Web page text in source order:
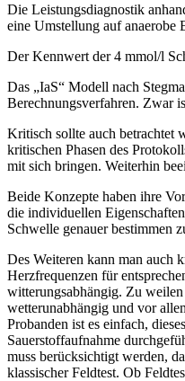
Die Leistungsdiagnostik
eine Umstellung auf anaerobe
Der Kennwert der 4 mmol/l
Das „IaS“ Modell nach
Berechnungsverfahren. Zwar
Kritisch sollte auch betrachtet
kritischen Phasen des
mit sich bringen. Weiterhin
Beide Konzepte haben ihre
die individuellen
Schwelle genauer bestimmen
Des Weiteren kann man auch
Herzfrequenzen für
witterungsabhängig. Zu
wetterunabhängig und vor
Probanden ist es einfach,
Sauerstoffaufnahme
muss berücksichtigt werden,
klassischer Feldtest. Ob